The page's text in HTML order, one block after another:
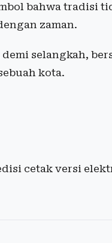
bahwa tradisi
zaman.
selangkah,
kota.
cetak versi